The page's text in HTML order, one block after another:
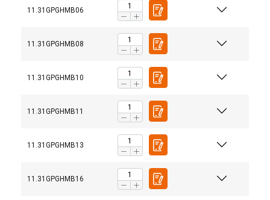
11.31GPGHMB06
11.31GPGHMB08
11.31GPGHMB10
11.31GPGHMB11
11.31GPGHMB13
11.31GPGHMB16